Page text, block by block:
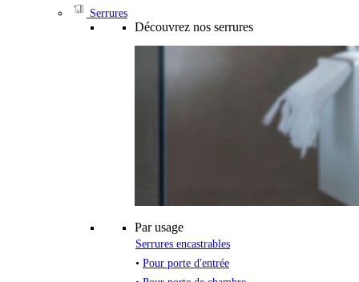
Serrures
Découvrez nos serrures
Par usage
Serrures encastrables
• Pour porte d'entrée